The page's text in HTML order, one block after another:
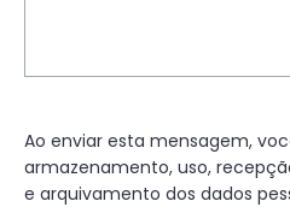
Ao enviar esta mensagem,
armazenamento, uso,
e arquivamento dos dados